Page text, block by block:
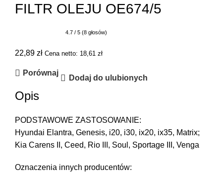
FILTR OLEJU OE674/5
4.7 / 5 (8 głosów)
22,89 zł Cena netto: 18,61 zł
Porównaj
Dodaj do ulubionych
Opis
PODSTAWOWE ZASTOSOWANIE:
Hyundai Elantra, Genesis, i20, i30, ix20, ix35, Matrix;
Kia Carens II, Ceed, Rio III, Soul, Sportage III, Venga
Oznaczenia innych producentów: